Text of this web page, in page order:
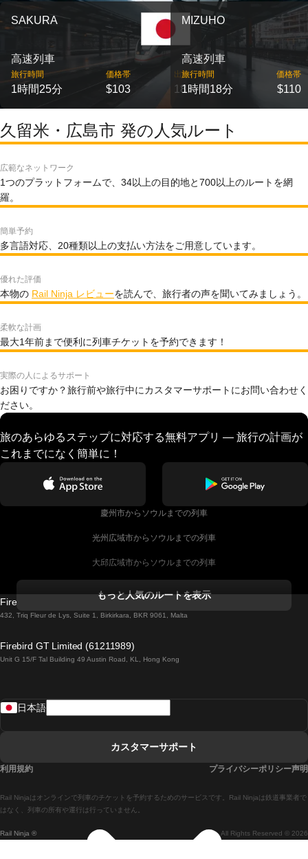
SAKURA
高速列車
旅行時間
1時間25分
価格帯
$103
出発
18
MIZUHO
高速列車
旅行時間
1時間18分
価格帯
$110
久留米・広島市 発の人気ルート
広範なネットワーク
1つのプラットフォームで、34以上の目的地と700以上のルートを網
羅。
簡単予約
多言語対応、20種類以上の支払い方法をご用意しています。
優れた評価
本物の Rail Ninja レビューを読んで、旅行者の声を聞いてみましょう。
柔軟な計画
最大1年前まで便利に列車チケットを予約できます！
実際の人によるサポート
お困りですか？旅行前や旅行中にカスタマーサポートにお問い合わせく
ださい。
旅のあらゆるステップに対応する無料アプリ — 旅行の計画が
これまでになく簡単に！
慶州市からソウルまでの列車
光州広域市からソウルまでの列車
大邱広域市からソウルまでの列車
ダブリンからゴールウェイまでの列車
ローマからナポリまでの列車
マドリードからセビリアまでの列車
マドリードからアリカンテまでの列車
もっと人気のルートを表示
Firebird GT Limited (OC 1451)
432, Triq Fleur de Lys, Suite 1, Birkirkara, BKR 9061, Malta
Firebird GT Limited (61211989)
Unit G 15/F Tal Building 49 Austin Road, KL, Hong Kong
Rail Ninja ® All Rights Reserved © 2026
Rail Ninjaはオンラインで列車のチケットを予約するためのサービスです。Rail Ninjaは鉄道事業者で
はなく、列車の所有や運行は行っていません。
日本語
カスタマーサポート
利用規約 プライバシーポリシー声明